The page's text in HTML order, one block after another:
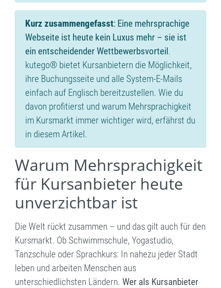
Kurz zusammengefasst: Eine mehrsprachige
Webseite ist heute kein Luxus mehr – sie ist
ein entscheidender Wettbewerbsvorteil.
kutego® bietet Kursanbietern die Möglichkeit,
ihre Buchungsseite und alle System-E-Mails
einfach auf Englisch bereitzustellen. Wie du
davon profitierst und warum Mehrsprachigkeit
im Kursmarkt immer wichtiger wird, erfährst du
in diesem Artikel.
Warum Mehrsprachigkeit
für Kursanbieter heute
unverzichtbar ist
Die Welt rückt zusammen – und das gilt auch für den
Kursmarkt. Ob Schwimmschule, Yogastudio,
Tanzschule oder Sprachkurs: In nahezu jeder Stadt
leben und arbeiten Menschen aus
unterschiedlichsten Ländern. Wer als Kursanbieter